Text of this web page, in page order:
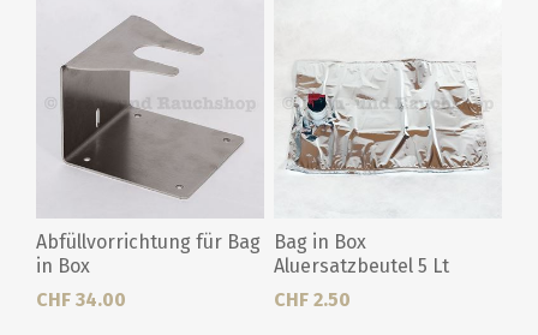
Abfüllvorrichtung für Bag
in Box
CHF 34.00
Bag in Box
Aluersatzbeutel 5 Lt
CHF 2.50